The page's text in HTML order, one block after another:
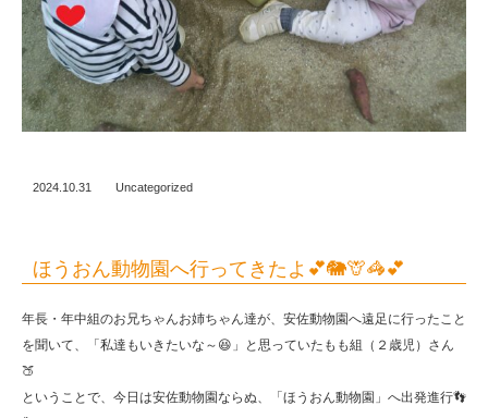
2024.10.31 Uncategorized
ほうおん動物園へ行ってきたよ💕🐘🦒🦓💕
年長・年中組のお兄ちゃんお姉ちゃん達が、安佐動物園へ遠足に行ったこと
を聞いて、「私達もいきたいな～😆」と思っていたもも組（２歳児）さん
🍑
ということで、今日は安佐動物園ならぬ、「ほうおん動物園」へ出発進行👣